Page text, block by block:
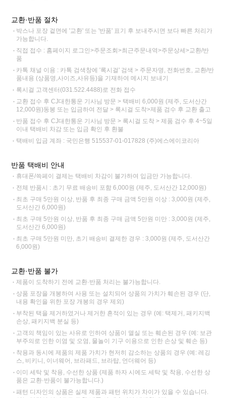
교환·반품 절차
박스나 포장 겉면에 '교환' 또는 '반품' 표기 후 보내주시면 보다 빠른 처리가
가능합니다.
직접 접수 : 홈페이지 로그인>주문조회>최근주문내역>주문상세>교환/반
품
카톡 채널 이용 : 카톡 검색창에 '록시걸' 검색 > 주문자명, 전화번호, 교환/반
품내용 (상품명,사이즈,사유등)을 기재하여 메시지 보내기
록시걸 고객센터(031.522.4488)로 전화 접수
교환 접수 후 CJ대한통운 기사님 방문 > 택배비 6,000원 (제주, 도서산간
12,000원)동봉 또는 입금하여 전달 > 록시걸 도착>제품 검수 후 교환 출고
반품 접수 후 CJ대한통운 기사님 방문 > 록시걸 도착 > 제품 검수 후 4~5일
이내 택배비 차감 또는 입금 확인 후 환불
택배비 입금 계좌 : 국민은행 515537-01-017828 (주)에스에이코리아
반품 택배비 안내
휴대폰/쓱페이 결제는 택배비 차감이 불가하여 입금만 가능합니다.
전체 반품시 : 초기 무료 배송비 포함 6,000원 (제주, 도서산간 12,000원)
최초 구매 5만원 이상, 반품 후 최종 구매 금액 5만원 이상 : 3,000원 (제주,
도서산간 6,000원)
최초 구매 5만원 이상, 반품 후 최종 구매 금액 5만원 미만 : 3,000원 (제주,
도서산간 6,000원)
최초 구매 5만원 미만, 초기 배송비 결제한 경우 : 3,000원 (제주, 도서산간
6,000원)
교환·반품 불가
제품이 도착하기 전에 교환·반품 처리는 불가능합니다.
상품 포장을 개봉하여 사용 또는 설치되어 상품의 가치가 훼손된 경우 (단,
내용 확인을 위한 포장 개봉의 경우 제외)
부착된 택을 제거하였거나 제거한 흔적이 있는 경우 (예: 택제거, 패키지백
손상, 패키지백 분실 등)
고객의 책임이 있는 사유로 인하여 상품이 멸실 또는 훼손된 경우 (예: 보관
부주의로 인한 이염 및 오염, 물놀이 기구 이용으로 인한 손상 및 훼손 등)
착용과 동시에 제품의 제품 가치가 현저히 감소하는 상품의 경우 (예: 레깅
스, 비키니, 이너웨어, 브라패드, 브라탑, 언더웨어 등)
이미 세탁 및 착용, 수선한 상품 (제품 하자 시에도 세탁 및 착용, 수선한 상
품은 교환·반품이 불가능합니다.)
패턴 디자인의 상품은 실제 제품과 패턴 위치가 차이가 있을 수 있습니다.